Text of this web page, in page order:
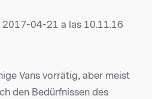
Vans vorrätig, aber meist
den Bedürfnissen des